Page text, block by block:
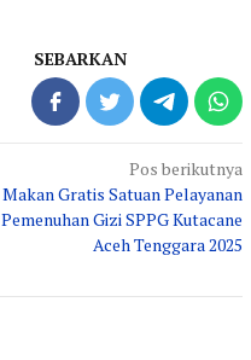
SEBARKAN
Pos berikutnya
Makan Gratis Satuan Pelayanan
Pemenuhan Gizi SPPG Kutacane
Aceh Tenggara 2025